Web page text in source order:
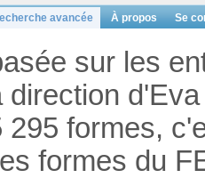
avancée À propos Se
sur les
direction
295 formes,
formes du